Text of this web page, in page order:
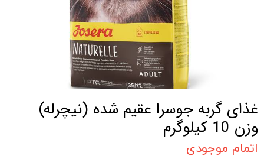
غذای گربه جوسرا عقیم شده (نیچرله)
وزن 10 کیلوگرم
اتمام موجودی